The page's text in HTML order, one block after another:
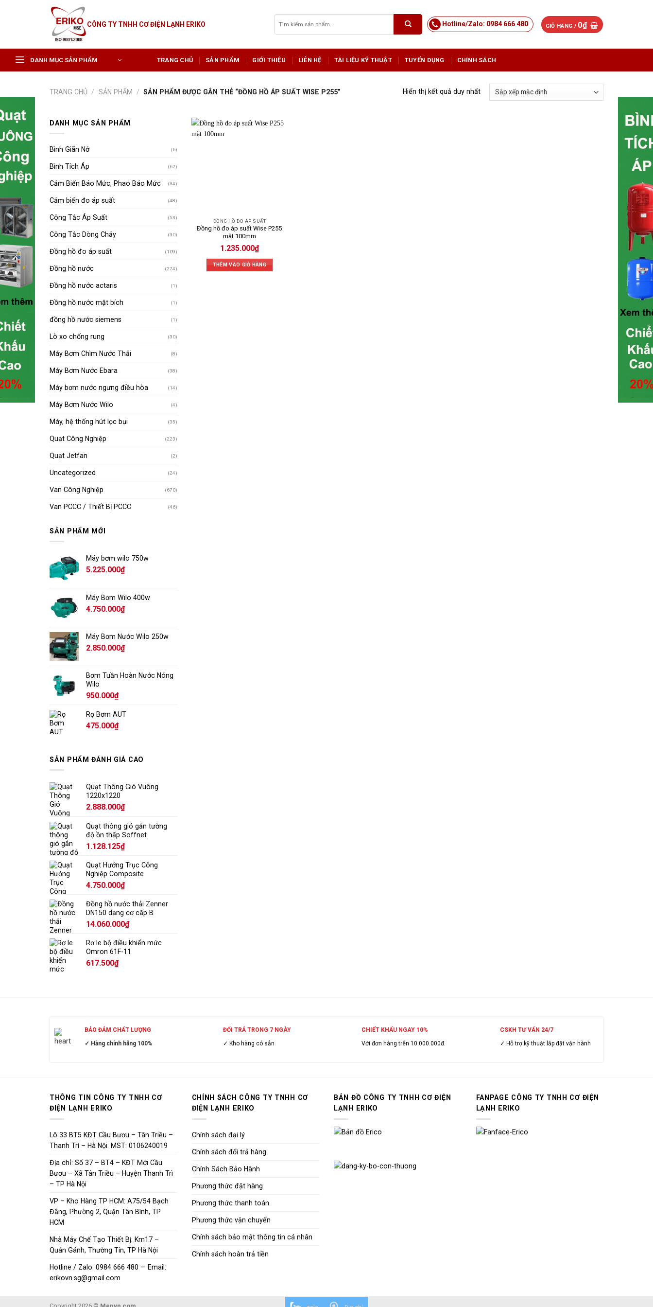
CÔNG TY TNHH CƠ ĐIỆN LẠNH ERIKO
kiếm:
Hotline/Zalo: 0984 666 480 GIỎ HÀNG / 0₫
DANH MỤC SẢN PHẨM TRANG CHỦ SẢN PHẨM GIỚI THIỆU LIÊN HỆ TÀI LIỆU KỸ THUẬT TUYỂN DỤNG CHÍNH SÁCH
TRANG CHỦ / SẢN PHẨM / SẢN PHẨM ĐƯỢC GẮN THẺ “ĐỒNG HỒ ÁP SUẤT WISE P255” Hiển thị kết quả duy nhất
DANH MỤC SẢN PHẨM
Bình Giãn Nở (6)
Bình Tích Áp (62)
Cảm Biến Báo Mức, Phao Báo Mức (34)
Cảm biến đo áp suất (48)
Công Tắc Áp Suất (53)
Công Tắc Dòng Chảy (30)
Đồng hồ đo áp suất (109)
Đồng hồ nước (274)
Đồng hồ nước actaris (1)
Đồng hồ nước mặt bích (1)
đồng hồ nước siemens (1)
Lò xo chống rung (30)
Máy Bơm Chìm Nước Thải (8)
Máy Bơm Nước Ebara (38)
Máy bơm nước ngưng điều hòa (14)
Máy Bơm Nước Wilo (4)
Máy, hệ thống hút lọc bụi (35)
Quạt Công Nghiệp (223)
Quạt Jetfan (2)
Uncategorized (24)
Van Công Nghiệp (670)
Van PCCC / Thiết Bị PCCC (46)
SẢN PHẨM MỚI
Máy bơm wilo 750w
5.225.000₫
Máy Bơm Wilo 400w
4.750.000₫
Máy Bơm Nước Wilo 250w
2.850.000₫
Bơm Tuần Hoàn Nước Nóng
Wilo
950.000₫
Rọ Bơm AUT
475.000₫
SẢN PHẨM ĐÁNH GIÁ CAO
Quạt Thông Gió Vuông
1220x1220
2.888.000₫
Quạt thông gió gắn tường
độ ồn thấp Soffnet
1.128.125₫
Quạt Hướng Trục Công
Nghiệp Composite
4.750.000₫
Đồng hồ nước thải Zenner
DN150 dạng cơ cấp B
14.060.000₫
Rơ le bộ điều khiển mức
Omron 61F-11
617.500₫
ĐỒNG HỒ ĐO ÁP SUẤT
Đồng hồ đo áp suất Wise P255
mặt 100mm
1.235.000₫
THÊM VÀO GIỎ HÀNG
BẢO ĐẢM CHẤT LƯỢNG
✓ Hàng chính hãng 100%
ĐỔI TRẢ TRONG 7 NGÀY
✓ Kho hàng có sẳn
CHIẾT KHẤU NGAY 10%
Với đơn hàng trên 10.000.000đ.
CSKH TƯ VẤN 24/7
✓ Hỗ trợ kỹ thuật lắp đặt vận hành
THÔNG TIN CÔNG TY TNHH CƠ
ĐIỆN LẠNH ERIKO
Lô 33 BT5 KĐT Cầu Bươu – Tân Triều –
Thanh Trì – Hà Nội. MST: 0106240019
Địa chỉ: Số 37 – BT4 – KĐT Mới Cầu
Bươu – Xã Tân Triều – Huyện Thanh Trì
– TP Hà Nội
VP – Kho Hàng TP HCM: A75/54 Bạch
Đằng, Phường 2, Quận Tân Bình, TP
HCM
Nhà Máy Chế Tạo Thiết Bị: Km17 –
Quán Gánh, Thường Tín, TP Hà Nội
Hotline / Zalo: 0984 666 480 — Email:
erikovn.sg@gmail.com
CHÍNH SÁCH CÔNG TY TNHH CƠ
ĐIỆN LẠNH ERIKO
Chính sách đại lý
Chính sách đổi trả hàng
Chính Sách Bảo Hành
Phương thức đặt hàng
Phương thức thanh toán
Phương thức vận chuyển
Chính sách bảo mật thông tin cá nhân
Chính sách hoàn trả tiền
BẢN ĐỒ CÔNG TY TNHH CƠ ĐIỆN
LẠNH ERIKO
FANPAGE CÔNG TY TNHH CƠ ĐIỆN
LẠNH ERIKO